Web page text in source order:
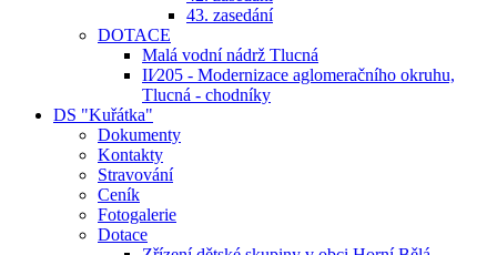
43. zasedání
DOTACE
Malá vodní nádrž Tlucná
II⁄205 - Modernizace aglomeračního okruhu,
Tlucná - chodníky
DS "Kuřátka"
Dokumenty
Kontakty
Stravování
Ceník
Fotogalerie
Dotace